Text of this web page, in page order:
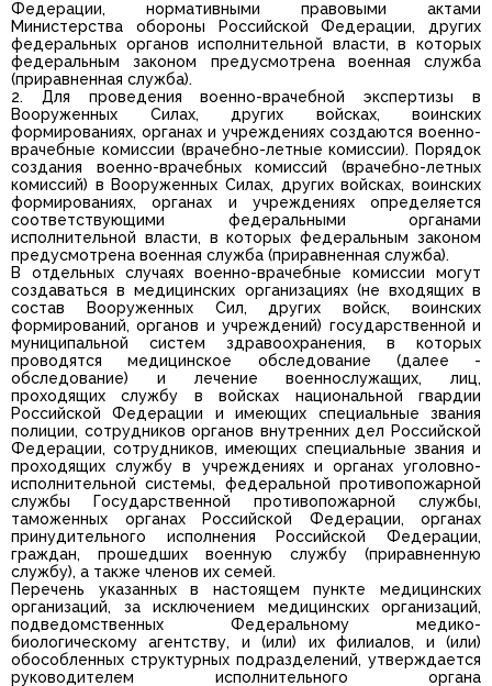
Федерации, нормативными правовыми актами
Министерства обороны Российской Федерации, других
федеральных органов исполнительной власти, в которых
федеральным законом предусмотрена военная служба
(приравненная служба).
2. Для проведения военно-врачебной экспертизы в
Вооруженных Силах, других войсках, воинских
формированиях, органах и учреждениях создаются военно-
врачебные комиссии (врачебно-летные комиссии). Порядок
создания военно-врачебных комиссий (врачебно-летных
комиссий) в Вооруженных Силах, других войсках, воинских
формированиях, органах и учреждениях определяется
соответствующими федеральными органами
исполнительной власти, в которых федеральным законом
предусмотрена военная служба (приравненная служба).
В отдельных случаях военно-врачебные комиссии могут
создаваться в медицинских организациях (не входящих в
состав Вооруженных Сил, других войск, воинских
формирований, органов и учреждений) государственной и
муниципальной систем здравоохранения, в которых
проводятся медицинское обследование (далее -
обследование) и лечение военнослужащих, лиц,
проходящих службу в войсках национальной гвардии
Российской Федерации и имеющих специальные звания
полиции, сотрудников органов внутренних дел Российской
Федерации, сотрудников, имеющих специальные звания и
проходящих службу в учреждениях и органах уголовно-
исполнительной системы, федеральной противопожарной
службы Государственной противопожарной службы,
таможенных органах Российской Федерации, органах
принудительного исполнения Российской Федерации,
граждан, прошедших военную службу (приравненную
службу), а также членов их семей.
Перечень указанных в настоящем пункте медицинских
организаций, за исключением медицинских организаций,
подведомственных Федеральному медико-
биологическому агентству, и (или) их филиалов, и (или)
обособленных структурных подразделений, утверждается
руководителем исполнительного органа